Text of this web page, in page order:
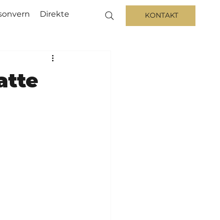
Direkte KONTAKT